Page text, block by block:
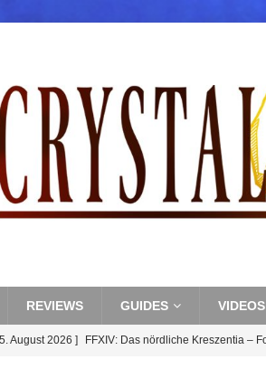
REVIEWS GUIDES VIDEOS
August 2026 ] FFXIV: Das nördliche Kreszentia –